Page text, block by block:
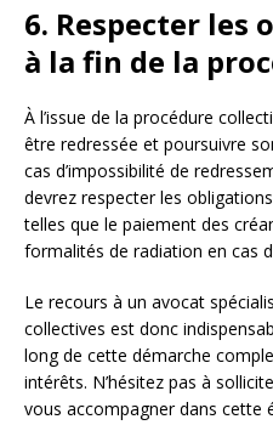
6. Respecter les
à la fin de la
À l’issue de la procédure
être redressée et poursuivre
cas d’impossibilité de
devrez respecter les
telles que le paiement des
formalités de radiation en cas
Le recours à un avocat
collectives est donc
long de cette démarche
intérêts. N’hésitez pas à
vous accompagner dans cette